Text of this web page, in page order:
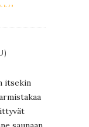
itsekin